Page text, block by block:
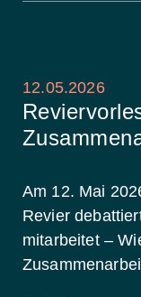
12.05.2026
Am 12. Mai
Revier
mitarbeitet –